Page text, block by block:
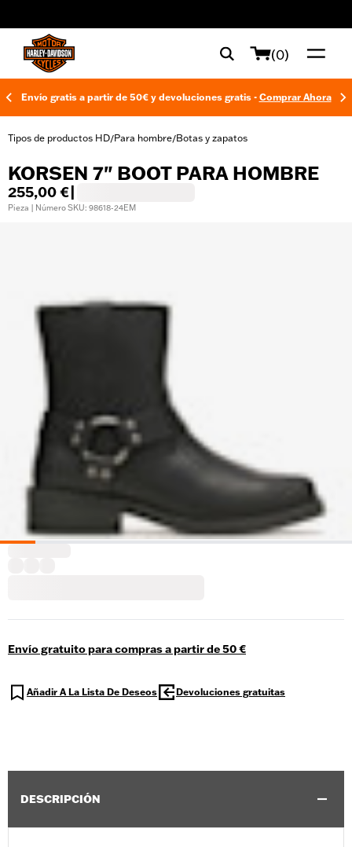
(0)
Envío gratis a partir de 50€ y devoluciones gratis - Comprar Ahora
Tipos de productos HD/Para hombre/Botas y zapatos
KORSEN 7" BOOT PARA HOMBRE
255,00 €
Pieza | Número SKU: 98618-24EM
Envío gratuito para compras a partir de 50 €
Añadir A La Lista De Deseos Devoluciones gratuitas
DESCRIPCIÓN